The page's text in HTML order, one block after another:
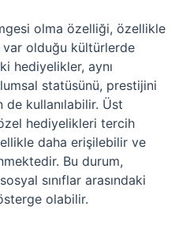
olma özelliği, özellikle
olduğu kültürlerde
hediyelikler, aynı
statüsünü, prestijini
kullanılabilir. Üst
hediyelikleri tercih
daha erişilebilir ve
Bu durum,
sınıflar arasındaki
olabilir.